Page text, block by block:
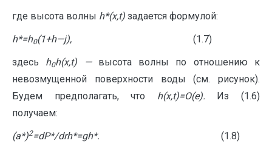
где высота волны h*(x,t) задается формулой:
h*=h0(1+h—j), (1.7)
здесь h0h(x,t) —высота волны по отношению к
невозмущенной поверхности воды (см. рисунок).
Будем предполагать, что h(x,t)=O(e). Из (1.6)
получаем:
(a*)2=dP*/drh*=gh*. (1.8)